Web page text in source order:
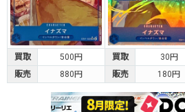
買取 500円 買取 30円
販売
880円 販売 180円